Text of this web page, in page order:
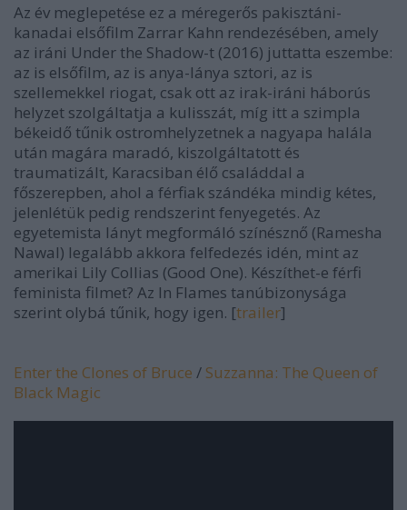
Az év meglepetése ez a méregerős pakisztáni-
kanadai elsőfilm Zarrar Kahn rendezésében, amely
az iráni Under the Shadow-t (2016) juttatta eszembe:
az is elsőfilm, az is anya-lánya sztori, az is
szellemekkel riogat, csak ott az irak-iráni háborús
helyzet szolgáltatja a kulisszát, míg itt a szimpla
békeidő tűnik ostromhelyzetnek a nagyapa halála
után magára maradó, kiszolgáltatott és
traumatizált, Karacsiban élő családdal a
főszerepben, ahol a férfiak szándéka mindig kétes,
jelenlétük pedig rendszerint fenyegetés. Az
egyetemista lányt megformáló színésznő (Ramesha
Nawal) legalább akkora felfedezés idén, mint az
amerikai Lily Collias (Good One). Készíthet-e férfi
feminista filmet? Az In Flames tanúbizonysága
szerint olybá tűnik, hogy igen. [trailer]
Enter the Clones of Bruce / Suzzanna: The Queen of
Black Magic